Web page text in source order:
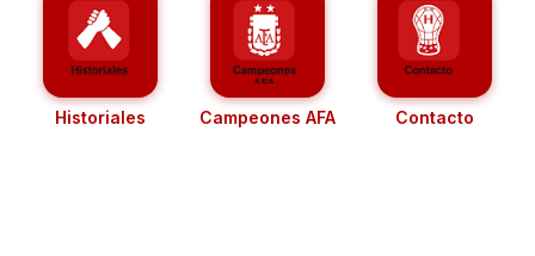
Historiales Campeones AFA Contacto